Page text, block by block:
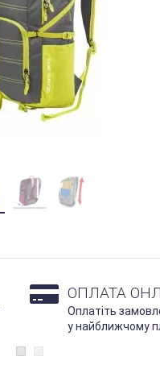
ОПЛАТА
Оплатіть
у найближчому